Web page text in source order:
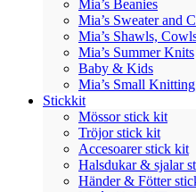
Mia’s Beanies
Mia’s Sweater and
Mia’s Shawls,
Mia’s Summer Knits
Baby & Kids
Mia’s Small
Stickkit
Mössor stick kit
Tröjor stick kit
Accesoarer stick kit
Halsdukar & sjalar
Händer & Fötter